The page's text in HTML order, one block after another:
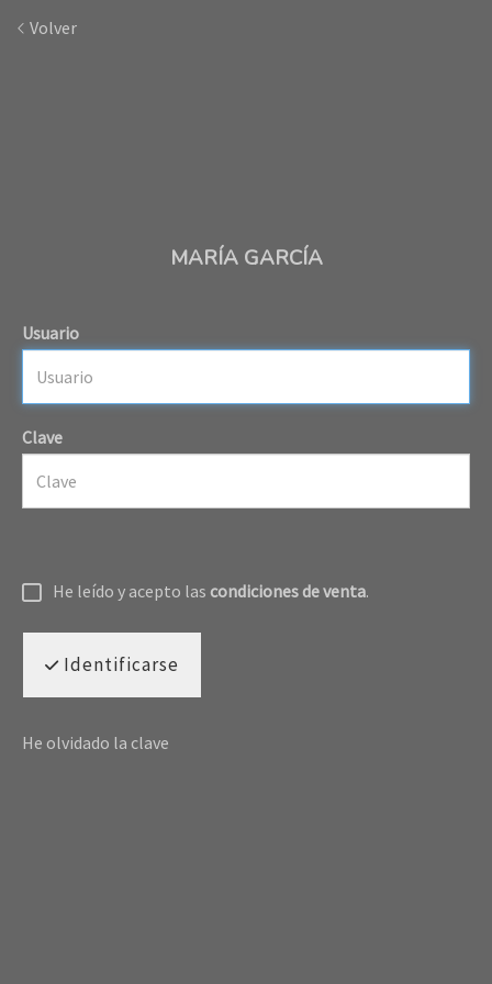
Volver
MARÍA GARCÍA
Usuario
Clave
He leído y acepto las condiciones de venta.
Identificarse
He olvidado la clave